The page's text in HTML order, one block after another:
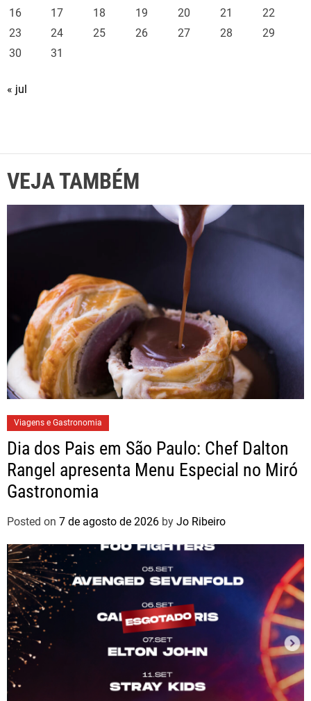
16 17 18 19 20 21
22
23
24 25 26 27 28
29
30
31
« jul
VEJA TAMBÉM
Viagens e Gastronomia
Dia dos Pais em São Paulo: Chef Dalton
Rangel apresenta Menu Especial no Miró
Gastronomia
Posted on 7 de agosto de 2026 by Jo Ribeiro